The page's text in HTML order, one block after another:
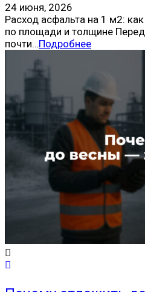
24 июня, 2026
Расход асфальта на 1 м2:
по площади и толщине
почти…Подробнее